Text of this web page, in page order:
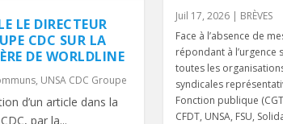
LE DIRECTEUR
CDC SUR LA
DE WORLDLINE
, UNSA CDC Groupe
d’un article dans la
par la...
Juil 17, 2026| BRÈVES
Face à l’absence de
répondant à l’urgence
toutes les
syndicales
Fonction publique
CFDT, UNSA, FSU,